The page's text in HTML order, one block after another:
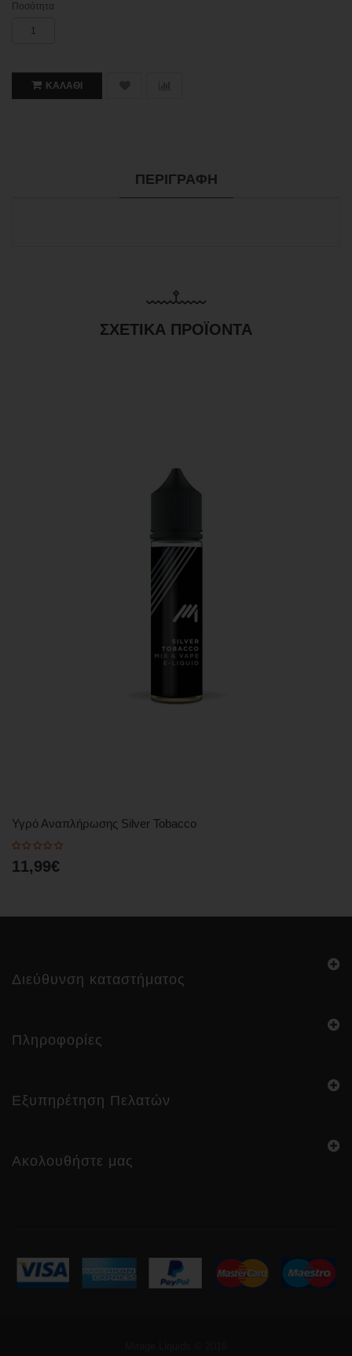
Ποσότητα
ΚΑΛΆΘΙ
ΠΕΡΙΓΡΑΦΉ
ΣΧΕΤΙΚΆ ΠΡΟΪΌΝΤΑ
Υγρό Αναπλήρωσης Silver Tobacco
11,99€
Διεύθυνση καταστήματος
Πληροφορίες
Εξυπηρέτηση Πελατών
Ακολουθήστε μας